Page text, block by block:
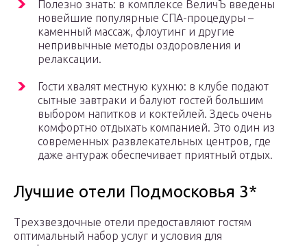
Полезно знать: в комплексе ВеличЪ введены
новейшие популярные СПА-процедуры –
каменный массаж, флоутинг и другие
непривычные методы оздоровления и
релаксации.
Гости хвалят местную кухню: в клубе подают
сытные завтраки и балуют гостей большим
выбором напитков и коктейлей. Здесь очень
комфортно отдыхать компанией. Это один из
современных развлекательных центров, где
даже антураж обеспечивает приятный отдых.
Лучшие отели Подмосковья 3*
Трехзвездочные отели предоставляют гостям
оптимальный набор услуг и условия для